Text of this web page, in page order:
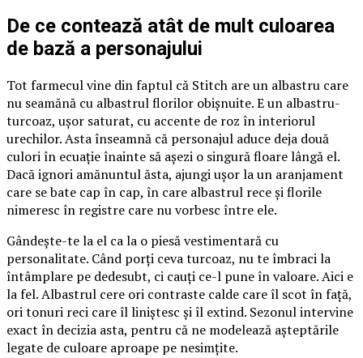
De ce contează atât de mult culoarea
de bază a personajului
Tot farmecul vine din faptul că Stitch are un albastru care
nu seamănă cu albastrul florilor obișnuite. E un albastru-
turcoaz, ușor saturat, cu accente de roz în interiorul
urechilor. Asta înseamnă că personajul aduce deja două
culori în ecuație înainte să așezi o singură floare lângă el.
Dacă ignori amănuntul ăsta, ajungi ușor la un aranjament
care se bate cap în cap, în care albastrul rece și florile
nimeresc în registre care nu vorbesc între ele.
Gândește-te la el ca la o piesă vestimentară cu
personalitate. Când porți ceva turcoaz, nu te îmbraci la
întâmplare pe dedesubt, ci cauți ce-l pune în valoare. Aici e
la fel. Albastrul cere ori contraste calde care îl scot în față,
ori tonuri reci care îl liniștesc și îl extind. Sezonul intervine
exact în decizia asta, pentru că ne modelează așteptările
legate de culoare aproape pe nesimțite.